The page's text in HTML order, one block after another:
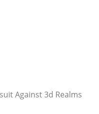
Against 3d Realms